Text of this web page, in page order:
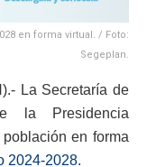
en forma virtual. / Foto:
Segeplan.
La Secretaría de
la Presidencia
en forma
2024-2028.